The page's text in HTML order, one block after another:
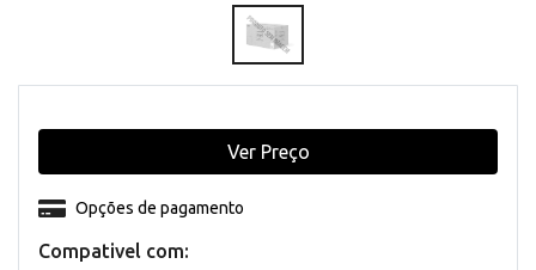
Compativel com:
Opções de pagamento
Ver Preço